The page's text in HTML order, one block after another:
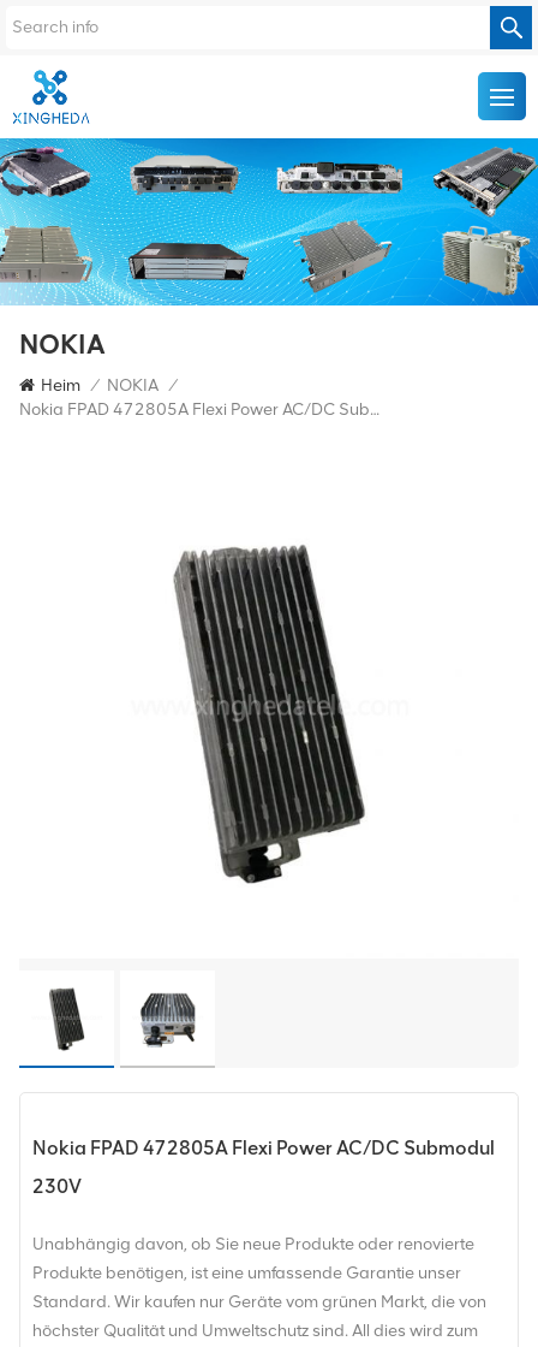
NOKIA
Heim / NOKIA /
Nokia FPAD 472805A Flexi Power AC/DC Submodul 230V
Nokia FPAD 472805A Flexi Power AC/DC Submodul
230V
Unabhängig davon, ob Sie neue Produkte oder renovierte
Produkte benötigen, ist eine umfassende Garantie unser
Standard. Wir kaufen nur Geräte vom grünen Markt, die von
höchster Qualität und Umweltschutz sind. All dies wird zum